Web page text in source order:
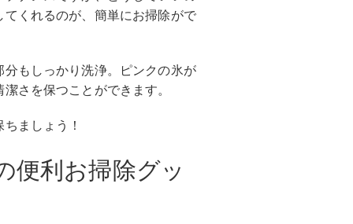
くれるのが、簡単にお掃除がで
もしっかり洗浄。ピンクの氷が
さを保つことができます。
ましょう！
便利お掃除グッ